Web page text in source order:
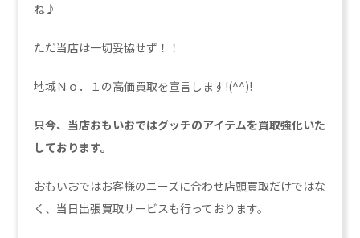
ね♪
ただ当店は一切妥協せず！！
地域Ｎｏ．１の高価買取を宣言します!(^^)!
只今、当店おもいおではグッチのアイテムを買取強化いた
しております。
おもいおではお客様のニーズに合わせ店頭買取だけではな
く、当日出張買取サービスも行っております。